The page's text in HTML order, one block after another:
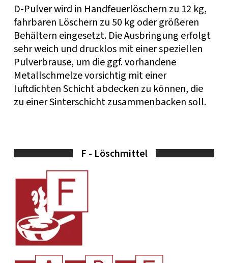
D-Pulver wird in Handfeuerlöschern zu 12 kg,
fahrbaren Löschern zu 50 kg oder größeren
Behältern eingesetzt. Die Ausbringung erfolgt
sehr weich und drucklos mit einer speziellen
Pulverbrause, um die ggf. vorhandene
Metallschmelze vorsichtig mit einer
luftdichten Schicht abdecken zu können, die
zu einer Sinterschicht zusammenbacken soll.
F - Löschmittel